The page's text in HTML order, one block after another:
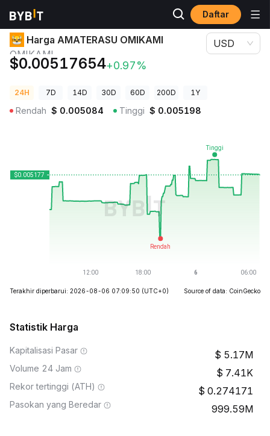
Daftar
Harga Kripto Harga AMATERASU OMIKAMI OMIKAMI
Harga AMATERASU OMIKAMI
OMIKAMI
$0.00517654+0.97%
USD
24H 7D 14D 30D 60D 200D 1Y
Rendah $ 0.005084 Tinggi $ 0.005198
Terakhir diperbarui: 2026-08-06 07:09:50 (UTC+0) Source of data: CoinGecko
Statistik Harga
Kapitalisasi Pasar 5.17M
Volume 24 Jam 7.41K
Rekor tertinggi (ATH) 0.274171
Pasokan yang Beredar 999.59M